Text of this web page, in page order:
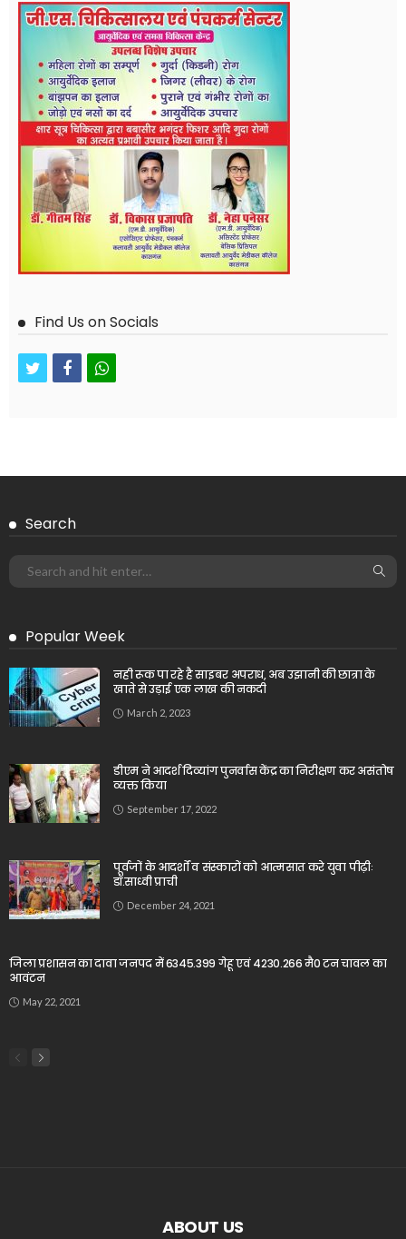
Find Us on Socials
twitterfacebookwhatsapp
Search
Popular Week
नही रूक पा रहे है साइबर अपराध, अब उझानी की छात्रा के
खाते से उड़ाई एक लाख की नकदी
March 2, 2023
डीएम ने आदर्श दिव्यांग पुनर्वास केंद्र का निरीक्षण कर असंतोष
व्यक्त किया
September 17, 2022
पूर्वजों के आदर्शों व संस्कारों को आत्मसात करे युवा पीढ़ीः
डॉ.साध्वी प्राची
December 24, 2021
जिला प्रशासन का दावा जनपद में 6345.399 गेहू एवं 4230.266 मै0 टन चावल का
आवंटन
May 22, 2021
ABOUT US